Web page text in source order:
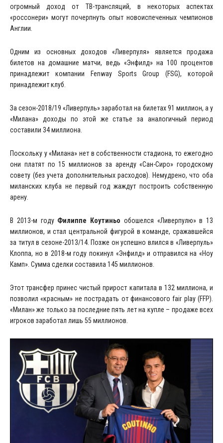
огромный доход от ТВ-трансляций, в некоторых аспектах
«россонери» могут почерпнуть опыт новоиспеченных чемпионов
Англии.
Одним из основных доходов «Ливерпуля» является продажа
билетов на домашние матчи, ведь «Энфилд» на 100 процентов
принадлежит компании Fenway Sports Group (FSG), которой
принадлежит клуб.
За сезон-2018/19 «Ливерпуль» заработал на билетах 91 миллион, а у
«Милана» доходы по этой же статье за аналогичный период
составили 34 миллиона.
Поскольку у «Милана» нет в собственности стадиона, то ежегодно
они платят по 15 миллионов за аренду «Сан-Сиро» городскому
совету (без учета дополнительных расходов). Немудрено, что оба
миланских клуба не первый год жаждут построить собственную
арену.
В 2013-м году Филиппе Коутиньо обошелся «Ливерпулю» в 13
миллионов, и стал центральной фигурой в команде, сражавшейся
за титул в сезоне-2013/14. Позже он успешно влился в «Ливерпуль»
Клоппа, но в 2018-м году покинул «Энфилд» и отправился на «Ноу
Камп». Сумма сделки составила 145 миллионов.
Этот трансфер принес чистый прирост капитала в 132 миллиона, и
позволил «красным» не пострадать от финансового fair play (FFP).
«Милан» же только за последние пять лет на купле – продаже всех
игроков заработал лишь 55 миллионов.